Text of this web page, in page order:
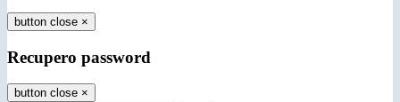
button close ×
Recupero password
button close ×